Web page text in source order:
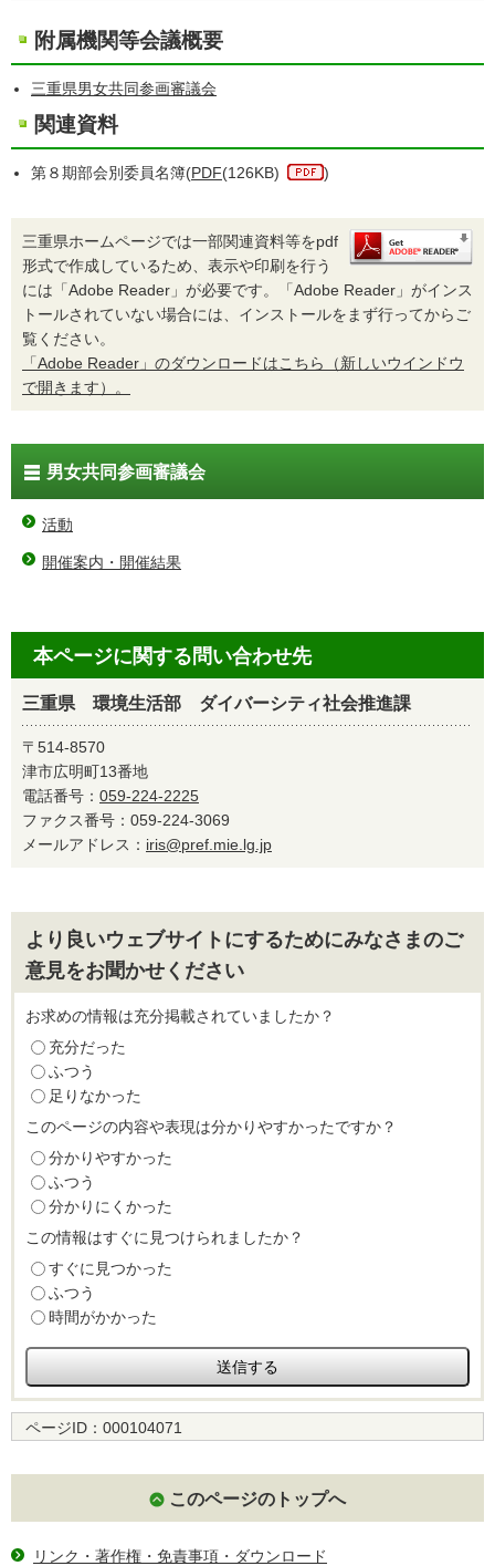
附属機関等会議概要
三重県男女共同参画審議会
関連資料
第８期部会別委員名簿(PDF(126KB) )
三重県ホームページでは一部関連資料等をpdf
形式で作成しているため、表示や印刷を行う
には「Adobe Reader」が必要です。「Adobe Reader」がインス
トールされていない場合には、インストールをまず行ってからご
覧ください。
「Adobe Reader」のダウンロードはこちら（新しいウインドウ
で開きます）。
男女共同参画審議会
活動
開催案内・開催結果
本ページに関する問い合わせ先
三重県 環境生活部 ダイバーシティ社会推進課
〒514-8570
津市広明町13番地
電話番号： 059-224-2225
ファクス番号：059-224-3069
メールアドレス： iris@pref.mie.lg.jp
より良いウェブサイトにするためにみなさまのご
意見をお聞かせください
お求めの情報は充分掲載されていましたか？
充分だった
ふつう
足りなかった
このページの内容や表現は分かりやすかったですか？
分かりやすかった
ふつう
分かりにくかった
この情報はすぐに見つけられましたか？
すぐに見つかった
ふつう
時間がかかった
ページID： 000104071
このページのトップへ
リンク・著作権・免責事項・ダウンロード